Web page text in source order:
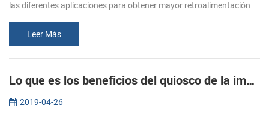
las diferentes aplicaciones para obtener mayor retroalimentación
Leer Más
Lo que es los beneficios del quiosco de la impresora de recibos KP-300V ？
2019-04-26